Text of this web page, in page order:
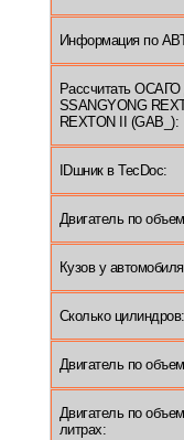
Информация по
Рассчитать ОСАГО
SSANGYONG
REXTON II (GAB_):
IDшник в TecDoc:
Двигатель по
Кузов у
Сколько цилиндров:
Двигатель по
Двигатель по
литрах: